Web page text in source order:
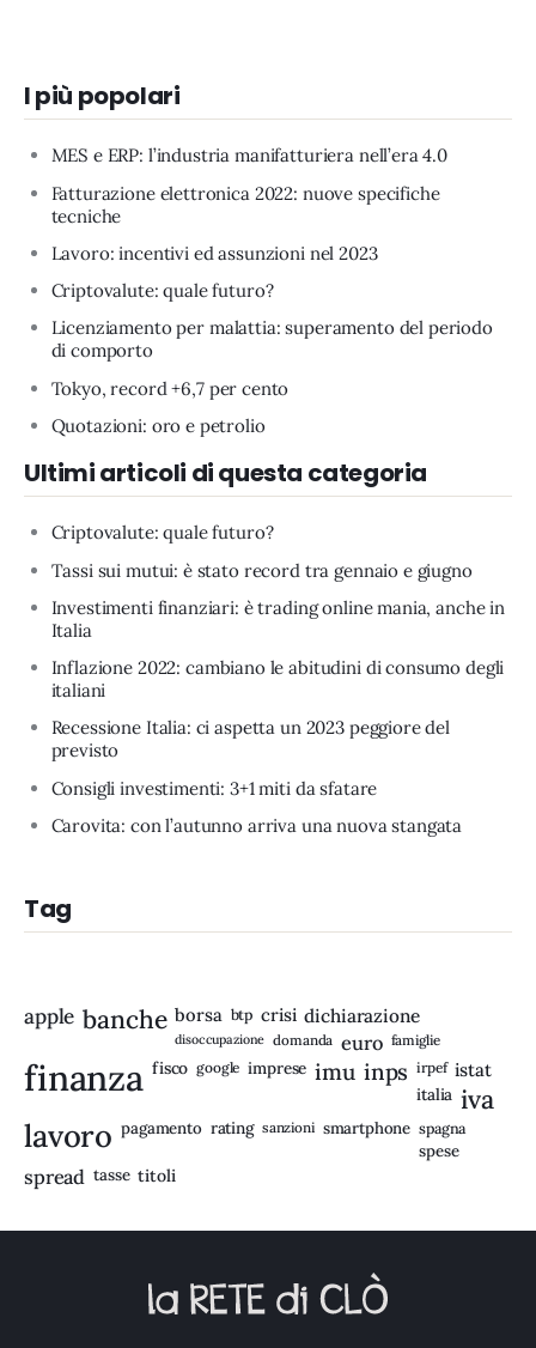
I più popolari
MES e ERP: l’industria manifatturiera nell’era 4.0
Fatturazione elettronica 2022: nuove specifiche
tecniche
Lavoro: incentivi ed assunzioni nel 2023
Criptovalute: quale futuro?
Licenziamento per malattia: superamento del periodo
di comporto
Tokyo, record +6,7 per cento
Quotazioni: oro e petrolio
Ultimi articoli di questa categoria
Criptovalute: quale futuro?
Tassi sui mutui: è stato record tra gennaio e giugno
Investimenti finanziari: è trading online mania, anche in
Italia
Inflazione 2022: cambiano le abitudini di consumo degli
italiani
Recessione Italia: ci aspetta un 2023 peggiore del
previsto
Consigli investimenti: 3+1 miti da sfatare
Carovita: con l’autunno arriva una nuova stangata
Tag
apple banche borsa btp crisi dichiarazione
disoccupazione domanda euro famiglie
finanza fisco google imprese imu inps irpef istat
italia iva
lavoro pagamento rating sanzioni smartphone spagna
spese
spread tasse titoli